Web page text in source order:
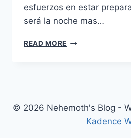
esfuerzos en estar
será la noche mas…
READ MORE PROM
© 2026 Nehemoth's Blog -
Kadence